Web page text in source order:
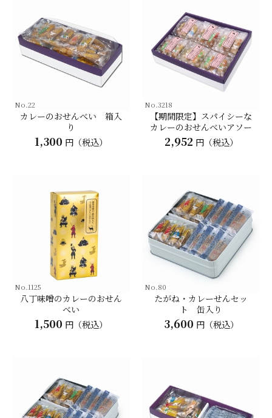
No.22
カレーのおせんべい 箱入
り
1,300 円（税込）
No.3218
【期間限定】スパイシーな
カレーのおせんべいアソー
トＢＯＸ
2,952 円（税込）
No.1125
八丁味噌のカレーのおせん
べい
1,500 円（税込）
No.80
たがね・カレーせんセッ
ト 缶入り
3,600 円（税込）